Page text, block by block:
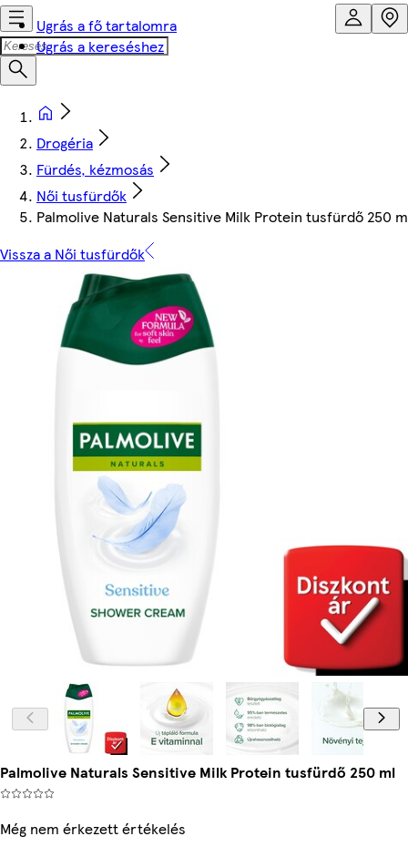
Ugrás a fő tartalomra
Ugrás a kereséshez
Drogéria
Fürdés, kézmosás
Női tusfürdők
Palmolive Naturals Sensitive Milk Protein tusfürdő 250
Vissza a Női tusfürdők
Palmolive Naturals Sensitive Milk Protein tusfürdő 250 ml
Még nem érkezett értékelés